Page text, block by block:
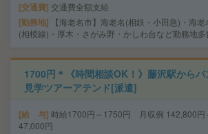
交通費 交通費全額支給
勤務地
【海老名市】海老名(相鉄・小田急)・海老
(相模線)・厚木・さがみ野・かしわ台など勤務地多
1700円＊《時間相談OK！》藤沢駅からバ
見学ツアーアテンド[派遣]
給 与 時給1700円～1750円 月収例 142,800円
47,000円